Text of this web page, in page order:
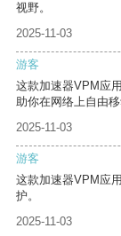
视野。
2025-11-03
游客
这款加速器VPM应
助你在网络上自由移
2025-11-03
游客
这款加速器VPM应
护。
2025-11-03